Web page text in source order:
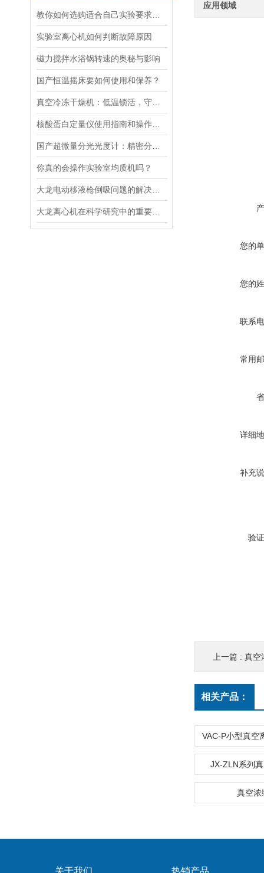
实验室离心机如何判断故障原因
磁力搅拌水浴锅转速的奥秘与影响
国产恒温摇床要如何使用和保养？
你真的会操作实验室均质机吗？
应用领域
您的
您的
联系
常用
详细
补充
验
上一篇 : 真空
相关产品：
JX-ZLN系列
真空浓
关于我们 热销产品